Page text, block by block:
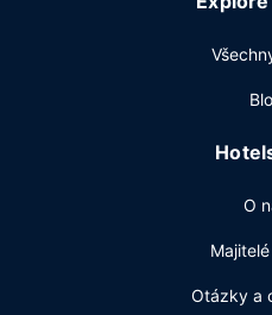
Něco dobrého k zakousnutí
příležitostí k setkání s
zdarma, business centrum a
tomto hotelu můžete využít
(mj.
O
Otázky a